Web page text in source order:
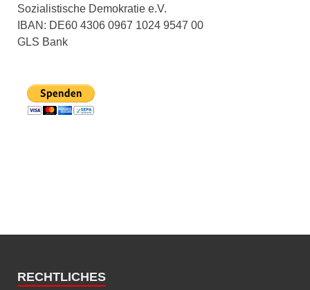
Sozialistische Demokratie e.V.
IBAN: DE60 4306 0967 1024 9547 00
GLS Bank
RECHTLICHES